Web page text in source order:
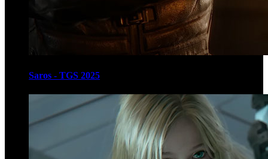
Saros - TGS 2025